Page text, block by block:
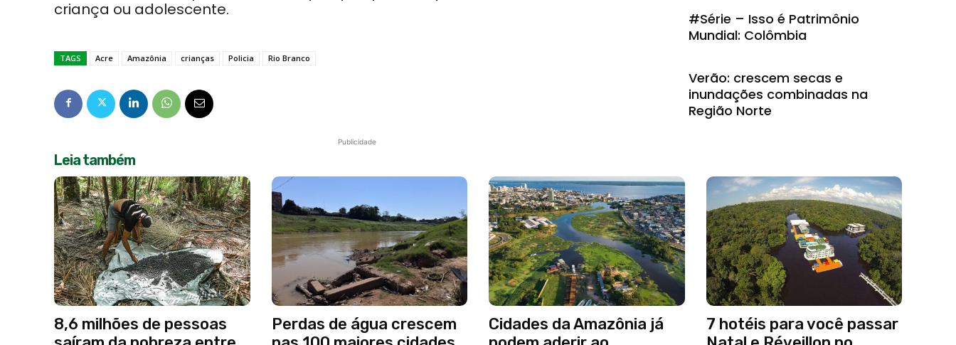
criança ou adolescente.
TAGS Acre Amazônia crianças Policia Rio Branco
Publicidade
#Série – Isso é Patrimônio
Mundial: Colômbia
Verão: crescem secas e
inundações combinadas na
Região Norte
Leia também
8,6 milhões de pessoas
Perdas de água crescem
Cidades da Amazônia já
7 hotéis para você passar